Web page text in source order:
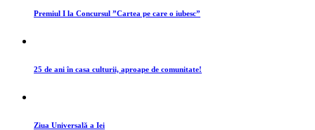
Premiul I la Concursul ”Cartea pe care o iubesc”
25 de ani în casa culturii, aproape de comunitate!
Ziua Universală a Iei